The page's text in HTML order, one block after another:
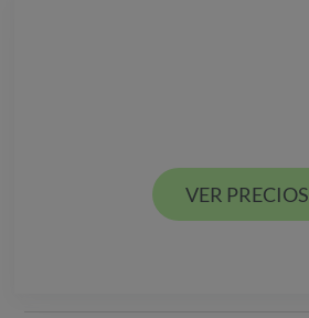
VER PRECIOS